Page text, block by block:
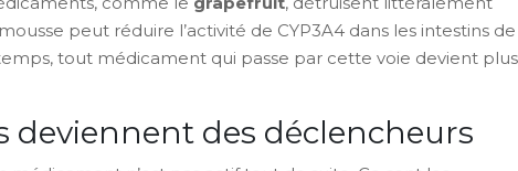
peut réduire l’activité de CYP3A4 dans les intestins de
tout médicament qui passe par cette voie devient plus
deviennent des déclencheurs